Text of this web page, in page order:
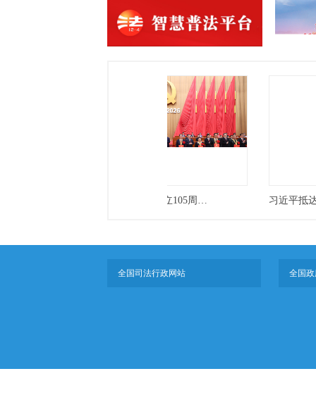
庆祝中国共产党成立105周年大会在京隆重举行
全国司法行政网站 全国